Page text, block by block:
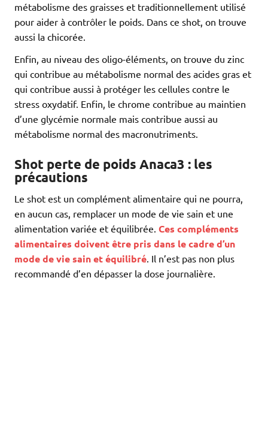
métabolisme des graisses et traditionnellement utilisé
pour aider à contrôler le poids. Dans ce shot, on trouve
aussi la chicorée.
Enfin, au niveau des oligo-éléments, on trouve du zinc
qui contribue au métabolisme normal des acides gras et
qui contribue aussi à protéger les cellules contre le
stress oxydatif. Enfin, le chrome contribue au maintien
d’une glycémie normale mais contribue aussi au
métabolisme normal des macronutriments.
Shot perte de poids Anaca3 : les
précautions
Le shot est un complément alimentaire qui ne pourra,
en aucun cas, remplacer un mode de vie sain et une
alimentation variée et équilibrée. Ces compléments
alimentaires doivent être pris dans le cadre d’un
mode de vie sain et équilibré. Il n’est pas non plus
recommandé d’en dépasser la dose journalière.